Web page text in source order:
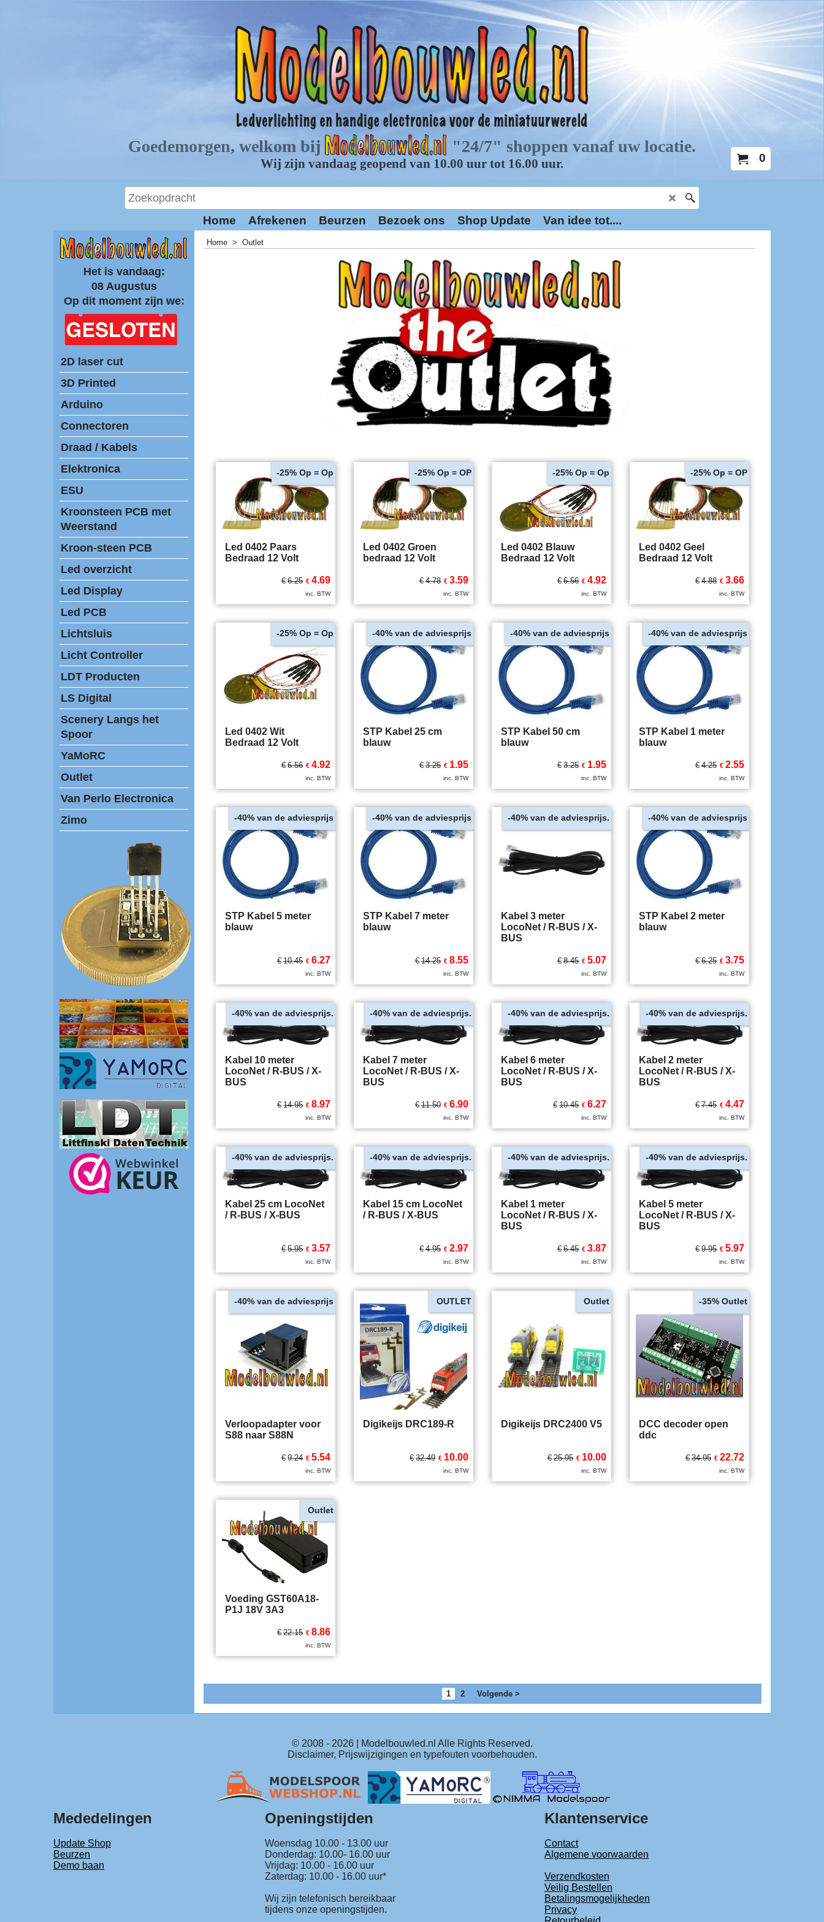
0
Home Afrekenen Beurzen Bezoek ons Shop Update Van idee tot....
Het is vandaag:
08 Augustus
Op dit moment zijn we:
2D laser cut
3D Printed
Arduino
Connectoren
Draad / Kabels
Elektronica
ESU
Kroonsteen PCB met
Weerstand
Kroon-steen PCB
Led overzicht
Led Display
Led PCB
Lichtsluis
Licht Controller
LDT Producten
LS Digital
Scenery Langs het
Spoor
YaMoRC
Outlet
Van Perlo Electronica
Zimo
Home > Outlet
-25% Op = Op
Led 0402 Paars
Bedraad 12 Volt
€ 6.25 € 4.69
inc. BTW
-25% Op = OP
Led 0402 Groen
bedraad 12 Volt
€ 4.78 € 3.59
inc. BTW
-25% Op = Op
Led 0402 Blauw
Bedraad 12 Volt
€ 6.56 € 4.92
inc. BTW
-25% Op = OP
Led 0402 Geel
Bedraad 12 Volt
€ 4.88 € 3.66
inc. BTW
-25% Op = Op
Led 0402 Wit
Bedraad 12 Volt
€ 6.56 € 4.92
inc. BTW
-40% van de adviesprijs
STP Kabel 25 cm
blauw
€ 3.25 € 1.95
inc. BTW
-40% van de adviesprijs
STP Kabel 50 cm
blauw
€ 3.25 € 1.95
inc. BTW
-40% van de adviesprijs
STP Kabel 1 meter
blauw
€ 4.25 € 2.55
inc. BTW
-40% van de adviesprijs
STP Kabel 5 meter
blauw
€ 10.45 € 6.27
inc. BTW
-40% van de adviesprijs
STP Kabel 7 meter
blauw
€ 14.25 € 8.55
inc. BTW
-40% van de adviesprijs.
Kabel 3 meter
LocoNet / R-BUS / X-
BUS
€ 8.45 € 5.07
inc. BTW
-40% van de adviesprijs
STP Kabel 2 meter
blauw
€ 6.25 € 3.75
inc. BTW
-40% van de adviesprijs.
Kabel 10 meter
LocoNet / R-BUS / X-
BUS
€ 14.95 € 8.97
inc. BTW
-40% van de adviesprijs.
Kabel 7 meter
LocoNet / R-BUS / X-
BUS
€ 11.50 € 6.90
inc. BTW
-40% van de adviesprijs.
Kabel 6 meter
LocoNet / R-BUS / X-
BUS
€ 10.45 € 6.27
inc. BTW
-40% van de adviesprijs.
Kabel 2 meter
LocoNet / R-BUS / X-
BUS
€ 7.45 € 4.47
inc. BTW
-40% van de adviesprijs.
Kabel 25 cm LocoNet
/ R-BUS / X-BUS
€ 5.95 € 3.57
inc. BTW
-40% van de adviesprijs.
Kabel 15 cm LocoNet
/ R-BUS / X-BUS
€ 4.95 € 2.97
inc. BTW
-40% van de adviesprijs.
Kabel 1 meter
LocoNet / R-BUS / X-
BUS
€ 6.45 € 3.87
inc. BTW
-40% van de adviesprijs.
Kabel 5 meter
LocoNet / R-BUS / X-
BUS
€ 9.95 € 5.97
inc. BTW
-40% van de adviesprijs
Verloopadapter voor
S88 naar S88N
€ 9.24 € 5.54
inc. BTW
OUTLET
Digikeijs DRC189-R
€ 32.49 € 10.00
inc. BTW
Outlet
Digikeijs DRC2400 V5
€ 25.95 € 10.00
inc. BTW
-35% Outlet
DCC decoder open
ddc
€ 34.95 € 22.72
inc. BTW
Outlet
Voeding GST60A18-
P1J 18V 3A3
€ 22.15 € 8.86
inc. BTW
1 2 Volgende >
© 2008 - 2026| Modelbouwled.nl Alle Rights Reserved.
Disclaimer, Prijswijzigingen en typefouten voorbehouden.
Mededelingen Openingstijden Klantenservice
Update Shop Woensdag 10.00 - 13.00 uur
Contact
Beurzen
Donderdag: 10.00- 16.00 uur
Algemene voorwaarden
Demo baan
Vrijdag: 10.00 - 16.00 uur
Zaterdag: 10.00 - 16.00 uur*
Verzendkosten
Veilig Bestellen
Wij zijn telefonisch bereikbaar
Betalingsmogelijkheden
tijdens onze openingstijden.
Privacy